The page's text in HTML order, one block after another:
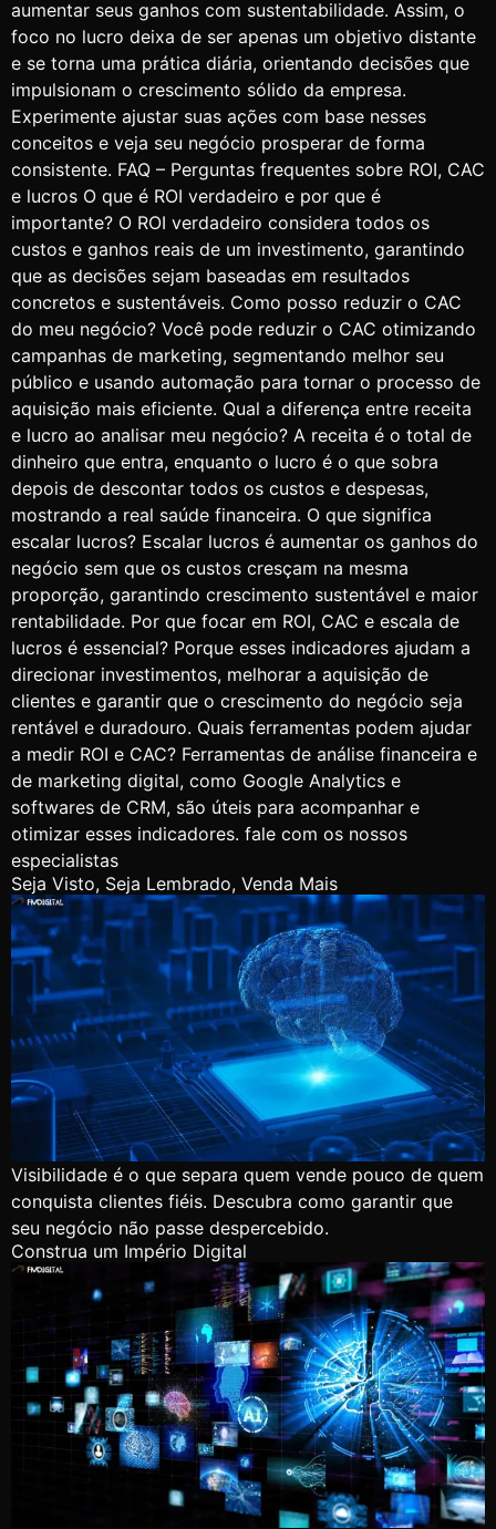
aumentar seus ganhos com sustentabilidade. Assim, o
foco no lucro deixa de ser apenas um objetivo distante
e se torna uma prática diária, orientando decisões que
impulsionam o crescimento sólido da empresa.
Experimente ajustar suas ações com base nesses
conceitos e veja seu negócio prosperar de forma
consistente. FAQ – Perguntas frequentes sobre ROI, CAC
e lucros O que é ROI verdadeiro e por que é
importante? O ROI verdadeiro considera todos os
custos e ganhos reais de um investimento, garantindo
que as decisões sejam baseadas em resultados
concretos e sustentáveis. Como posso reduzir o CAC
do meu negócio? Você pode reduzir o CAC otimizando
campanhas de marketing, segmentando melhor seu
público e usando automação para tornar o processo de
aquisição mais eficiente. Qual a diferença entre receita
e lucro ao analisar meu negócio? A receita é o total de
dinheiro que entra, enquanto o lucro é o que sobra
depois de descontar todos os custos e despesas,
mostrando a real saúde financeira. O que significa
escalar lucros? Escalar lucros é aumentar os ganhos do
negócio sem que os custos cresçam na mesma
proporção, garantindo crescimento sustentável e maior
rentabilidade. Por que focar em ROI, CAC e escala de
lucros é essencial? Porque esses indicadores ajudam a
direcionar investimentos, melhorar a aquisição de
clientes e garantir que o crescimento do negócio seja
rentável e duradouro. Quais ferramentas podem ajudar
a medir ROI e CAC? Ferramentas de análise financeira e
de marketing digital, como Google Analytics e
softwares de CRM, são úteis para acompanhar e
otimizar esses indicadores. fale com os nossos
especialistas
Seja Visto, Seja Lembrado, Venda Mais
Visibilidade é o que separa quem vende pouco de quem
conquista clientes fiéis. Descubra como garantir que
seu negócio não passe despercebido.
Construa um Império Digital